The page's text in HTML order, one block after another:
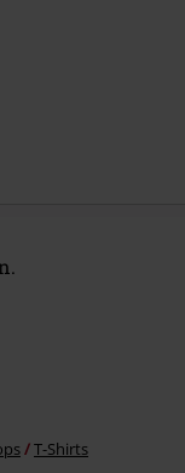
T-Shirts